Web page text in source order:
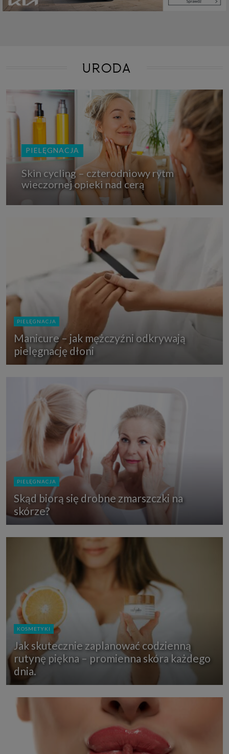
URODA
PIELĘGNACJA
Skin cycling – czterodniowy rytm
wieczornej opieki nad cerą
PIELĘGNACJA
Manicure – jak mężczyźni odkrywają
pielęgnację dłoni
PIELĘGNACJA
Skąd biorą się drobne zmarszczki na
skórze?
KOSMETYKI
Jak skutecznie zaplanować codzienną
rutynę piękna – promienna skóra każdego
dnia.